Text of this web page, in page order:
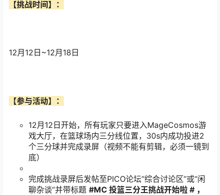
【挑战时间】：
12月12日~12月18日
【参与活动】：
12月12日开始，所有玩家只要进入MageCosmos游
戏大厅，在篮球场内三分线位置，30s内成功投进2
个三分球并完成录屏（视频不能有剪辑，必须一镜到
底）
完成挑战录屏后发帖至PICO论坛“综合讨论区”或“闲
聊杂谈”并带标题 #MC 投篮三分王挑战开始啦 # ，